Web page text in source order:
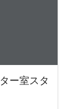
ー室スタ